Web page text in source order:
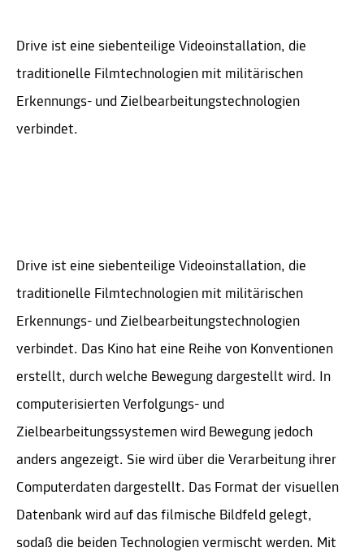
Drive ist eine siebenteilige Videoinstallation, die
traditionelle Filmtechnologien mit militärischen
Erkennungs- und Zielbearbeitungstechnologien
verbindet.
Drive ist eine siebenteilige Videoinstallation, die
traditionelle Filmtechnologien mit militärischen
Erkennungs- und Zielbearbeitungstechnologien
verbindet. Das Kino hat eine Reihe von Konventionen
erstellt, durch welche Bewegung dargestellt wird. In
computerisierten Verfolgungs- und
Zielbearbeitungssystemen wird Bewegung jedoch
anders angezeigt. Sie wird über die Verarbeitung ihrer
Computerdaten dargestellt. Das Format der visuellen
Datenbank wird auf das filmische Bildfeld gelegt,
sodaß die beiden Technologien vermischt werden. Mit